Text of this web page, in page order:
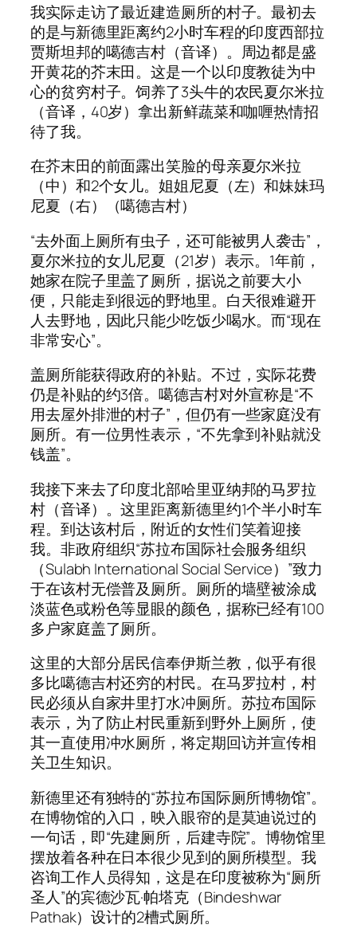
我实际走访了最近建造厕所的村子。最初去
的是与新德里距离约2小时车程的印度西部拉
贾斯坦邦的噶德吉村（音译）。周边都是盛
开黄花的芥末田。这是一个以印度教徒为中
心的贫穷村子。饲养了3头牛的农民夏尔米拉
（音译，40岁）拿出新鲜蔬菜和咖喱热情招
待了我。
在芥末田的前面露出笑脸的母亲夏尔米拉
（中）和2个女儿。姐姐尼夏（左）和妹妹玛
尼夏（右）（噶德吉村）
“去外面上厕所有虫子，还可能被男人袭击”，
夏尔米拉的女儿尼夏（21岁）表示。1年前，
她家在院子里盖了厕所，据说之前要大小
便，只能走到很远的野地里。白天很难避开
人去野地，因此只能少吃饭少喝水。而“现在
非常安心”。
盖厕所能获得政府的补贴。不过，实际花费
仍是补贴的约3倍。噶德吉村对外宣称是“不
用去屋外排泄的村子”，但仍有一些家庭没有
厕所。有一位男性表示，“不先拿到补贴就没
钱盖”。
我接下来去了印度北部哈里亚纳邦的马罗拉
村（音译）。这里距离新德里约1个半小时车
程。到达该村后，附近的女性们笑着迎接
我。非政府组织“苏拉布国际社会服务组织
（Sulabh International Social Service）”致力
于在该村无偿普及厕所。厕所的墙壁被涂成
淡蓝色或粉色等显眼的颜色，据称已经有100
多户家庭盖了厕所。
这里的大部分居民信奉伊斯兰教，似乎有很
多比噶德吉村还穷的村民。在马罗拉村，村
民必须从自家井里打水冲厕所。苏拉布国际
表示，为了防止村民重新到野外上厕所，使
其一直使用冲水厕所，将定期回访并宣传相
关卫生知识。
新德里还有独特的“苏拉布国际厕所博物馆”。
在博物馆的入口，映入眼帘的是莫迪说过的
一句话，即“先建厕所，后建寺院”。博物馆里
摆放着各种在日本很少见到的厕所模型。我
咨询工作人员得知，这是在印度被称为“厕所
圣人”的宾德沙瓦·帕塔克（Bindeshwar
Pathak）设计的2槽式厕所。